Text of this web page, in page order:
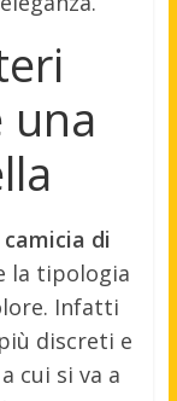
una
camicia di
la tipologia
Infatti
discreti e
cui si va a